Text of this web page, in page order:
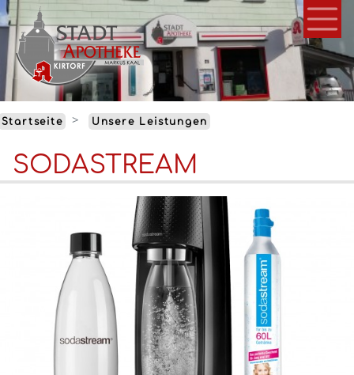
Direkt
zum
Inhalt
Startseite Unsere Leistungen
SODASTREAM